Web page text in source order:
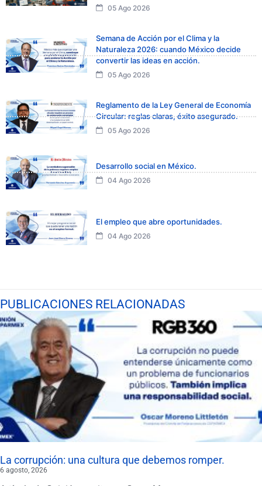
05 Ago 2026
Semana de Acción por el Clima y la
Naturaleza 2026: cuando México decide
convertir las ideas en acción.
05 Ago 2026
Reglamento de la Ley General de Economía
Circular: reglas claras, éxito asegurado.
05 Ago 2026
Desarrollo social en México.
04 Ago 2026
El empleo que abre oportunidades.
04 Ago 2026
PUBLICACIONES RELACIONADAS
La corrupción: una cultura que debemos romper.
6 agosto, 2026